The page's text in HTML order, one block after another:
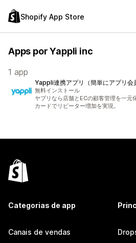
Shopify App Store
Apps por Yappli inc
1 app
Yappli連携アプリ（簡単にアプリ会
無料インストール
ヤプリなら店舗とECの顧客管理を一元
カードでリピーター増加を実現。
Categorias de app
Canais de vendas